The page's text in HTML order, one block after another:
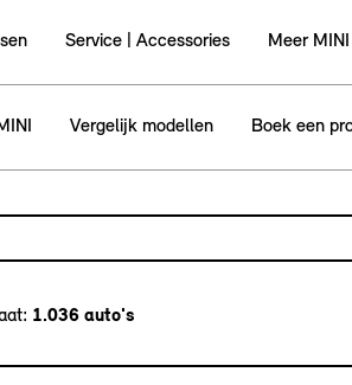
Service | Accessories Meer MINI
Vergelijk modellen Boek een
MINI Cooper Clubman